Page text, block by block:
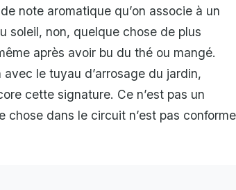
note aromatique qu’on associe à un
soleil, non, quelque chose de plus
après avoir bu du thé ou mangé.
le tuyau d’arrosage du jardin,
cette signature. Ce n’est pas un
chose dans le circuit n’est pas conforme